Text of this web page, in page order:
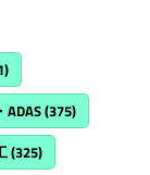
ADAS(375)
(325)